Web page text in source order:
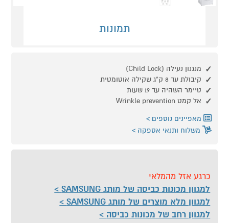
תמונות
מנגנון נעילה (Child Lock)
קיבולת עד 8 ק"ג שקילה אוטומטית
טיימר השהיה עד 19 שעות
אל קמט Wrinkle prevention
מאפיינים נוספים
משלוח ותנאי אספקה
כרגע אזל מהמלאי
למגוון מכונות כביסה של מותג SAMSUNG
למגוון מלא מוצרים של מותג SAMSUNG
למגוון רחב של מכונות כביסה